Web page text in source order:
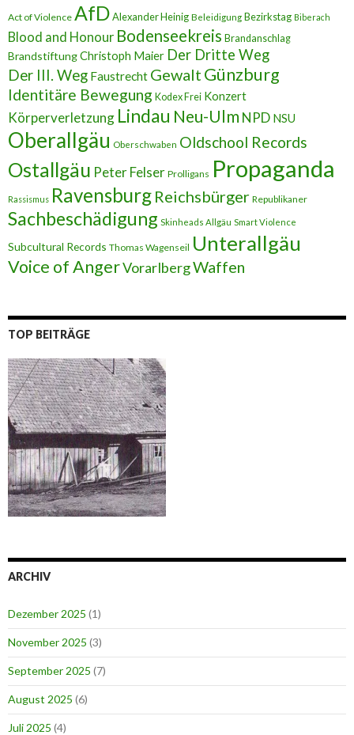
e
s
s
e
Act of Violence AfDAlexander Heinig Beleidigung Bezirkstag Biberach
Blood and Honour Bodenseekreis Brandanschlag
BrandstiftungChristoph Maier Der Dritte Weg
Der III. Weg Faustrecht Gewalt Günzburg
Identitäre Bewegung Kodex Frei Konzert
Körperverletzung Lindau Neu-Ulm NPD NSU
Oberallgäu Oberschwaben Oldschool Records
Ostallgäu Peter Felser Prolligans Propaganda
Rassismus Ravensburg Reichsbürger Republikaner
Sachbeschädigung Skinheads Allgäu Smart Violence
Subcultural Records Thomas Wagenseil Unterallgäu
Voice of AngerVorarlbergWaffen
TOP BEITRÄGE
ARCHIV
Dezember 2025 (1)
November 2025 (3)
September 2025 (7)
August 2025 (6)
Juli 2025 (4)